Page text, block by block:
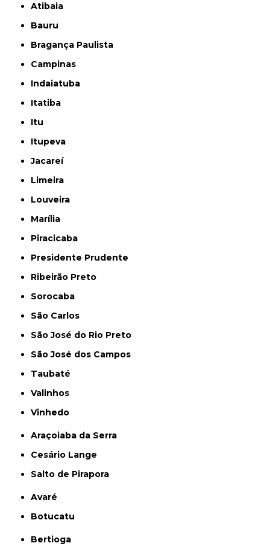
Atibaia
Bauru
Bragança Paulista
Campinas
Indaiatuba
Itatiba
Itu
Itupeva
Jacareí
Limeira
Louveira
Marília
Piracicaba
Presidente Prudente
Ribeirão Preto
Sorocaba
São Carlos
São José do Rio Preto
São José dos Campos
Taubaté
Valinhos
Vinhedo
Araçoiaba da Serra
Cesário Lange
Salto de Pirapora
Avaré
Botucatu
Bertioga